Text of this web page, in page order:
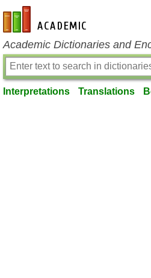
en-academic.com
Academic Dictionaries and
Interpretations Translations